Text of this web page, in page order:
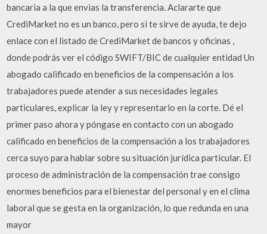
bancaria a la que envias la transferencia. Aclararte que
CrediMarket no es un banco, pero si te sirve de ayuda, te dejo
enlace con el listado de CrediMarket de bancos y oficinas ,
donde podrás ver el código SWIFT/BIC de cualquier entidad Un
abogado calificado en beneficios de la compensación a los
trabajadores puede atender a sus necesidades legales
particulares, explicar la ley y representarlo en la corte. Dé el
primer paso ahora y póngase en contacto con un abogado
calificado en beneficios de la compensación a los trabajadores
cerca suyo para hablar sobre su situación jurídica particular. El
proceso de administración de la compensación trae consigo
enormes beneficios para el bienestar del personal y en el clima
laboral que se gesta en la organización, lo que redunda en una
mayor